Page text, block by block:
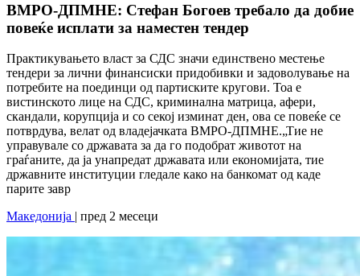
ВМРО-ДПМНЕ: Стефан Богоев требало да добие
повеќе исплати за наместен тендер
Практикувањето власт за СДС значи единствено местење
тендери за лични финансиски придобивки и задоволување на
потребите на поединци од партиските кругови. Тоа е
вистинското лице на СДС, криминална матрица, афери,
скандали, корупција и со секој изминат ден, ова се повеќе се
потврдува, велат од владејачката ВМРО-ДПМНЕ.„Тие не
управувале со државата за да го подобрат животот на
граѓаните, да ја унапредат државата или економијата, тие
државните институции гледале како на банкомат од каде
парите завр
Македонија
| пред 2 месеци